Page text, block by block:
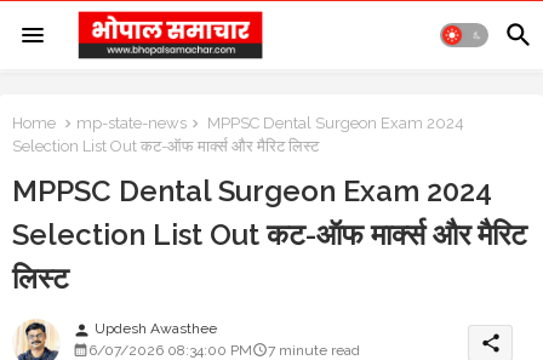
Home mp-state-news
MPPSC Dental Surgeon Exam 2024
Selection List Out कट-ऑफ मार्क्स और मैरिट लिस्ट
MPPSC Dental Surgeon Exam 2024
Selection List Out कट-ऑफ मार्क्स और मैरिट
लिस्ट
person Updesh Awasthee
6/07/2026 08:34:00 PM
7 minute read share